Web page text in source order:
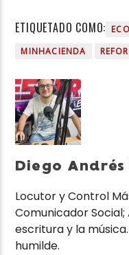
ETIQUETADO COMO:
MINHACIENDA
Diego
Locutor y Control
Comunicador
escritura y la
humilde.